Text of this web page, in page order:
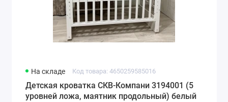
На складе Код товара: 4650259585016
Детская кроватка СКВ-Компани 3194001 (5
уровней ложа, маятник продольный) белый